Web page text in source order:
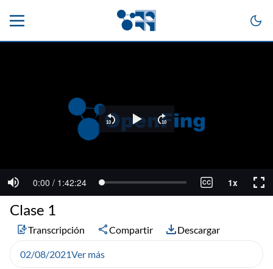
Clase 1
Transcripción Compartir Descargar
02/08/2021Ver más